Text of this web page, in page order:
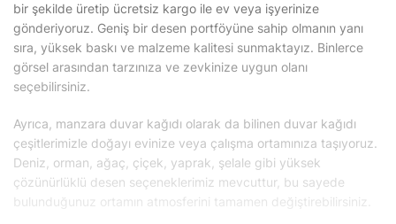
bir şekilde üretip ücretsiz kargo ile ev veya işyerinize
gönderiyoruz. Geniş bir desen portföyüne sahip olmanın yanı
sıra, yüksek baskı ve malzeme kalitesi sunmaktayız. Binlerce
görsel arasından tarzınıza ve zevkinize uygun olanı
seçebilirsiniz.
Ayrıca, manzara duvar kağıdı olarak da bilinen duvar kağıdı
çeşitlerimizle doğayı evinize veya çalışma ortamınıza taşıyoruz.
Deniz, orman, ağaç, çiçek, yaprak, şelale gibi yüksek
çözünürlüklü desen seçeneklerimiz mevcuttur, bu sayede
bulunduğunuz ortamın atmosferini tamamen değiştirebilirsiniz.